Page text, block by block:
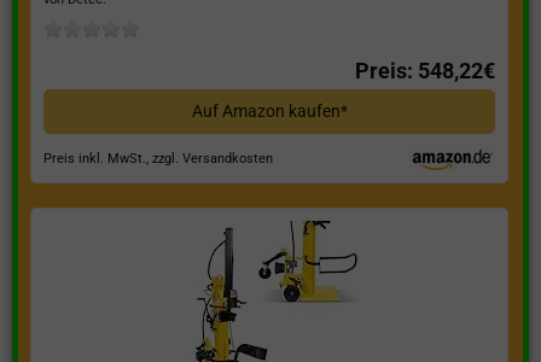
Preis: 548,22€
Auf Amazon kaufen*
Preis inkl. MwSt., zzgl. Versandkosten